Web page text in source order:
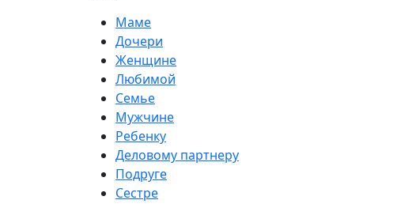
Маме
Дочери
Женщине
Любимой
Семье
Мужчине
Ребенку
Деловому партнеру
Подруге
Сестре